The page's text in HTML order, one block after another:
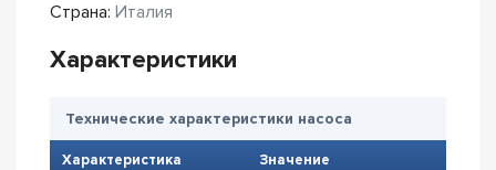
Страна: Италия
Характеристики
Технические характеристики насоса
Характеристика Значение